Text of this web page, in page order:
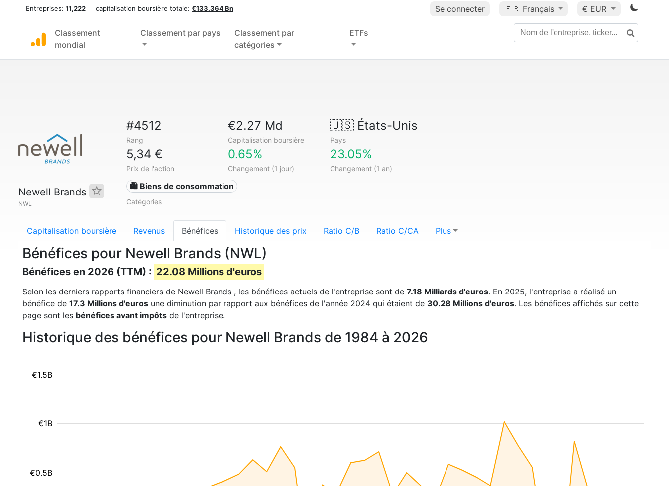
Entreprises: 11,222 capitalisation boursière totale: €133.364 Bn Se connecter 🇫🇷 Français € EUR
Classement
mondial
Classement par pays
Classement par
catégories
ETFs
Newell Brands
NWL
#4512
Rang
€2.27 Md
Capitalisation boursière
🇺🇸États-Unis
Pays
5,34 €
Prix de l'action
0.65%
Changement (1 jour)
23.05%
Changement (1 an)
🛍 Biens de consommation
Catégories
Capitalisation boursière Revenus Bénéfices Historique des prix Ratio C/B Ratio C/CA Plus
Bénéfices pour Newell Brands (NWL)
Bénéfices en 2026 (TTM) : 22.08 Millions d'euros
Selon les derniers rapports financiers de Newell Brands , les bénéfices actuels de l'entreprise sont de 7.18 Milliards d'euros. En 2025, l'entreprise a réalisé un
bénéfice de 17.3 Millions d'euros une diminution par rapport aux bénéfices de l'année 2024 qui étaient de 30.28 Millions d'euros. Les bénéfices affichés sur cette
page sont les bénéfices avant impôts de l'entreprise.
Historique des bénéfices pour Newell Brands de 1984 à 2026
€0.5B
€1B
€1.5B